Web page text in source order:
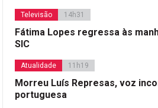
Televisão 14h31
Fátima Lopes regressa às
SIC
Atualidade 11h19
Morreu Luís Represas, voz
portuguesa